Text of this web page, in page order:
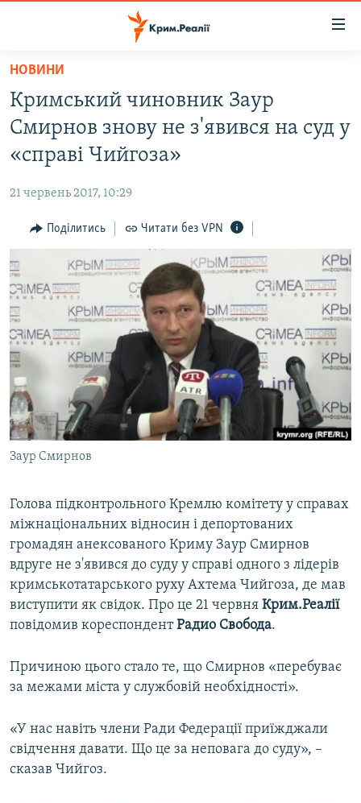
Перейти
основного
матеріалу
Перейти
до
основної
навігації
Перейти
до
пошуку
ВОДА.КРИМ
ВІДЕО ТА ФОТО
БЛОГИ
ПОГЛЯД
ІНТЕРВ'Ю
ВСЕ ЗА ДЕНЬ
СПЕЦПРОЕКТИ
ДЕПОРТАЦІЯ
ВІДЕОУРОКИ «ELIFBE»
СВІДЧЕННЯ ОКУПАЦІЇ
УКРАЇНСЬКА ПРОБЛЕМА КРИМУ
ІНФОГРАФІКА
ЯК ОБІЙТИ БЛОКУВАННЯ
Русский
Qırımtatar
ДОЛУЧАЙСЯ!
НОВИНИ
Кримський чиновник Заур
Смирнов знову не з'явився на суд у
«справі Чийгоза»
21 червень 2017, 10:29
Поділитись Читати без VPN
Заур Смирнов
Голова підконтрольного Кремлю комітету у справах
міжнаціональних відносин і депортованих
громадян анексованого Криму Заур Смирнов
вдруге не з'явився до суду у справі одного з лідерів
кримськотатарського руху Ахтема Чийгоза, де мав
виступити як свідок. Про це 21 червня Крим.Реалії
повідомив кореспондентРадио Свобода.
Причиною цього стало те, що Смирнов «перебуває
за межами міста у службовій необхідності».
«У нас навіть члени Ради Федерації приїжджали
свідчення давати. Що це за неповага до суду», –
сказав Чийгоз.